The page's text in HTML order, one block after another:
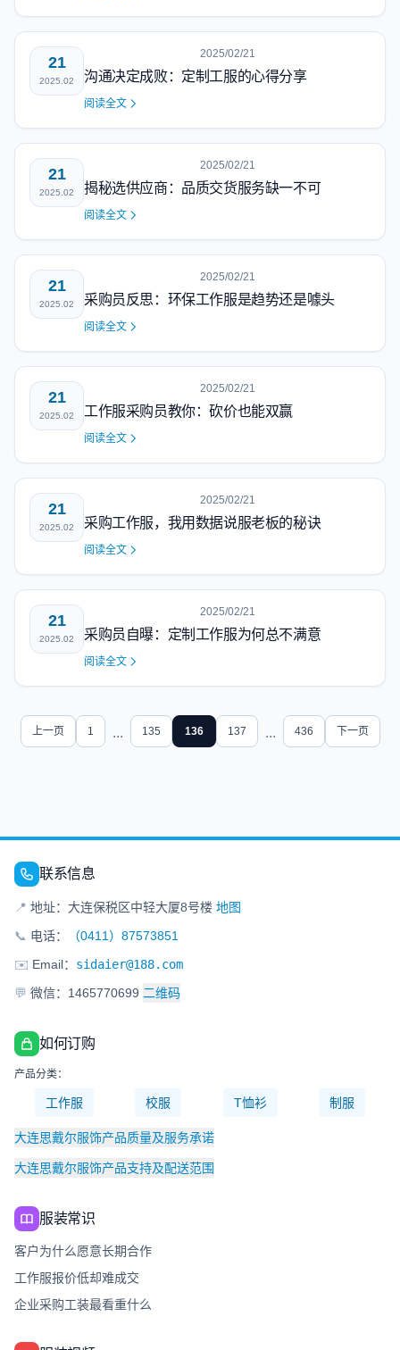
21
2025.02
2025/02/21
沟通决定成败：定制工服的心得分享
阅读全文
21
2025.02
2025/02/21
揭秘选供应商：品质交货服务缺一不可
阅读全文
21
2025.02
2025/02/21
采购员反思：环保工作服是趋势还是噱头
阅读全文
21
2025.02
2025/02/21
工作服采购员教你：砍价也能双赢
阅读全文
21
2025.02
2025/02/21
采购工作服，我用数据说服老板的秘诀
阅读全文
21
2025.02
2025/02/21
采购员自曝：定制工作服为何总不满意
阅读全文
上一页 1 ... 135 136 137 ... 436 下一页
联系信息
📍 地址：大连保税区中轻大厦8号楼 地图
📞 电话：
（0411）87573851
✉️ Email： sidaier@188.com
💬 微信：1465770699 二维码
如何订购
产品分类：
工作服 校服 T恤衫 制服
大连思戴尔服饰产品质量及服务承诺
大连思戴尔服饰产品支持及配送范围
服装常识
客户为什么愿意长期合作
工作服报价低却难成交
企业采购工装最看重什么